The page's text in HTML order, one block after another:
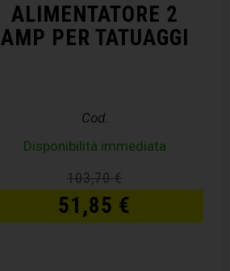
ALIMENTATORE 2
AMP PER TATUAGGI
Cod.
Disponibilità immediata
103,70€
51,85 €